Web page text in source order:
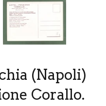
(Napoli)
Corallo.